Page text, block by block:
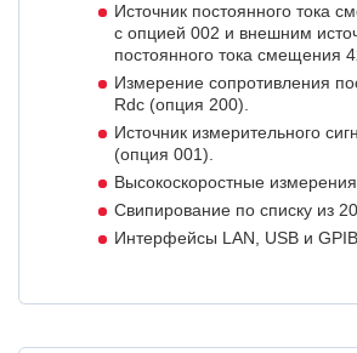
Источник постоянного тока
с опцией 002 и внешним
постоянного тока смещения
Измерение сопротивления
Rdc (опция 200).
Источник измерительного
(опция 001).
Высокоскоростные
Свипирование по списку из
Интерфейсы LAN, USB и GPIB.